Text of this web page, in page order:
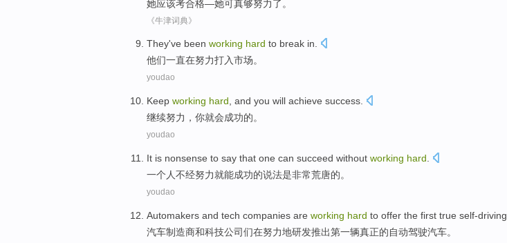
她应该考合格—她可真够努力了 。
《牛津词典》
They've been working hard to break in.
他们一直在努力打入市场。
youdao
Keep working hard , and you will achieve success
继续努力 ， 你就会成功的。
youdao
It is nonsense to say that one can succeed without working hard
一个人不经努力就能成功的说法是非常荒唐的。
youdao
Automakers and tech companies are working hard to offer the first true self-driving
汽车制造商和科技公司们在努力地研发推出第一辆真正的自动驾驶汽车。